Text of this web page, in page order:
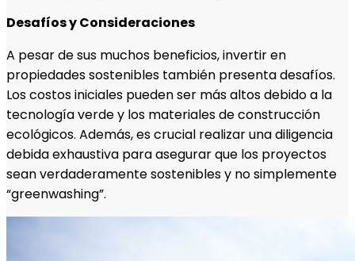
Desafíos y Consideraciones
A pesar de sus muchos beneficios, invertir en
propiedades sostenibles también presenta desafíos.
Los costos iniciales pueden ser más altos debido a la
tecnología verde y los materiales de construcción
ecológicos. Además, es crucial realizar una diligencia
debida exhaustiva para asegurar que los proyectos
sean verdaderamente sostenibles y no simplemente
“greenwashing”.